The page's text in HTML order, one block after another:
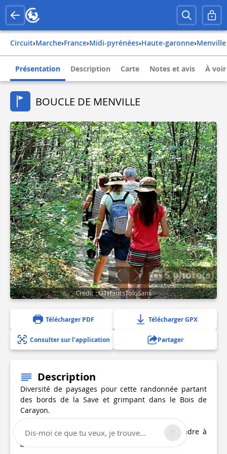
Circuit› Marche› france› midi-pyrénées› haute-garonne› menville
Présentation Description Carte Notes et avis À
BOUCLE DE MENVILLE
5 photo(s)
Crédit : OTHautsTolosans
Télécharger PDF Télécharger GPX
Consulter sur l'application Partager
Description
Diversité de paysages pour cette randonnée partant
des bords de la Save et grimpant dans le Bois de
Carayon.
Aller devant la mairie, et dos à la mairie, prendre à
gauche, la rue des Platanes.
Dis-moi ce que tu veux, je trouve...